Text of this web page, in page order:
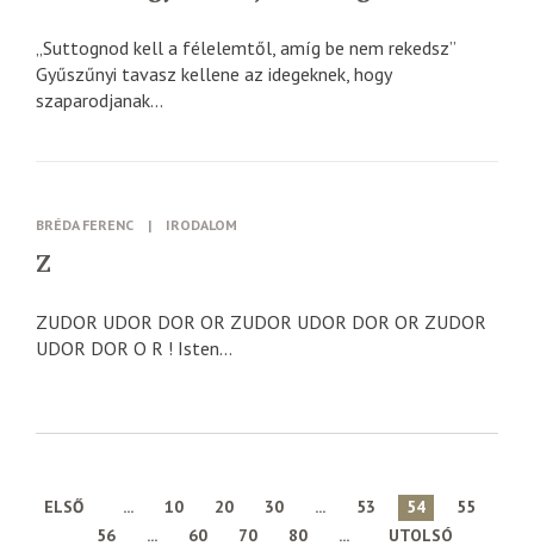
„Suttognod kell a félelemtől, amíg be nem rekedsz”
Gyűszűnyi tavasz kellene az idegeknek, hogy
szaparodjanak...
BRÉDA FERENC | IRODALOM
Z
ZUDOR UDOR DOR OR ZUDOR UDOR DOR OR ZUDOR
UDOR DOR O R ! Isten...
ELSŐ ... 10 20 30 ... 53 54
55
56
... 60 70 80 ... UTOLSÓ